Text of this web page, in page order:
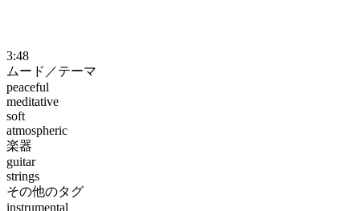
3:48
ムード／テーマ
peaceful
meditative
soft
atmospheric
楽器
guitar
strings
その他のタグ
instrumental